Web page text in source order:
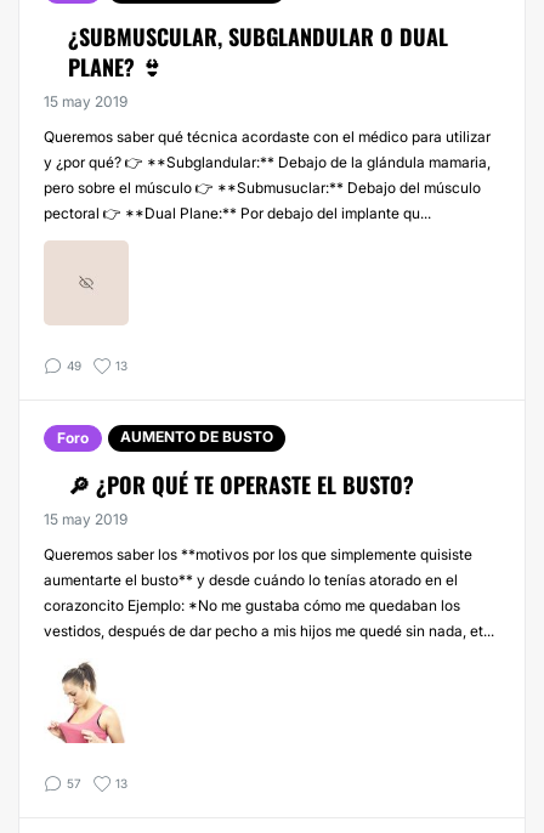
¿SUBMUSCULAR, SUBGLANDULAR O DUAL
PLANE? 👙
15 may 2019
Queremos saber qué técnica acordaste con el médico para utilizar
y ¿por qué? 👉 **Subglandular:** Debajo de la glándula mamaria,
pero sobre el músculo 👉 **Submusuclar:** Debajo del músculo
pectoral 👉 **Dual Plane:** Por debajo del implante qu...
49 13
Foro AUMENTO DE BUSTO
🔎 ¿POR QUÉ TE OPERASTE EL BUSTO?
15 may 2019
Queremos saber los **motivos por los que simplemente quisiste
aumentarte el busto** y desde cuándo lo tenías atorado en el
corazoncito Ejemplo: *No me gustaba cómo me quedaban los
vestidos, después de dar pecho a mis hijos me quedé sin nada, et...
57 13